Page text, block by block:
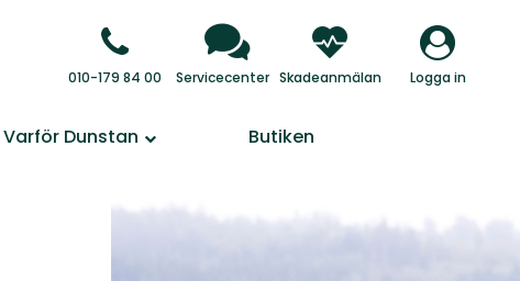
010-179 84 00 Servicecenter Skadeanmälan Logga in
Varför Dunstan Butiken